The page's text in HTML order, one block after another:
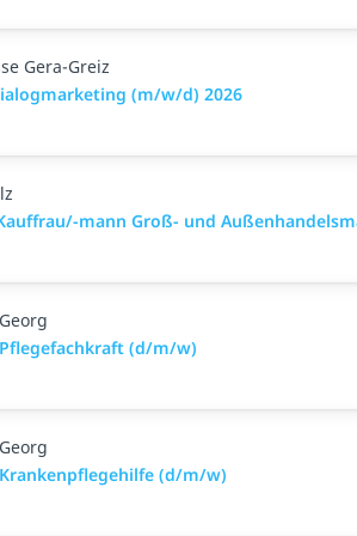
Gera-Greiz
(m/w/d) 2026
mann Groß- und
(d/m/w)
(d/m/w)